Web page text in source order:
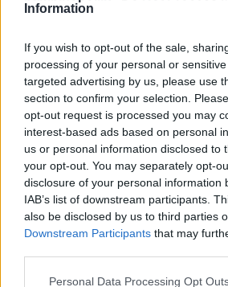
Information
If you wish to opt-out of the sale,
processing of your personal or
targeted advertising by us, please use
section to confirm your selection.
opt-out request is processed you may
interest-based ads based on personal
us or personal information disclosed to
your opt-out. You may separately opt-
disclosure of your personal information
IAB’s list of downstream participants.
also be disclosed by us to third parties
Downstream Participants that may
Please note that this website/app uses
Personal Data Processing Opt
Alberghi
Valigie per il Parto